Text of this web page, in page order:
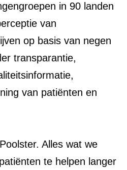
in 90 landen
van
op basis van negen
transparantie,
van patiënten en
Alles wat we
te helpen langer